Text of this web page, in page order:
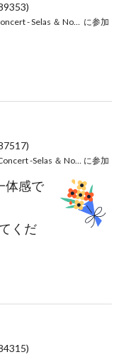
The Ensemble Selas 2nd Concert - Selas ＆ Nocturne - に参加
The Ensemble Selas First Concert -Selas ＆ Nocturne- に参加
体感で
くだ